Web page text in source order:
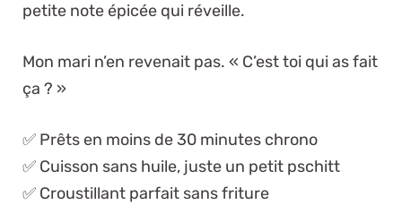
petite note épicée qui réveille.
Mon mari n’en revenait pas. « C’est toi qui as fait
ça ? »
✅ Prêts en moins de 30 minutes chrono
✅ Cuisson sans huile, juste un petit pschitt
✅ Croustillant parfait sans friture